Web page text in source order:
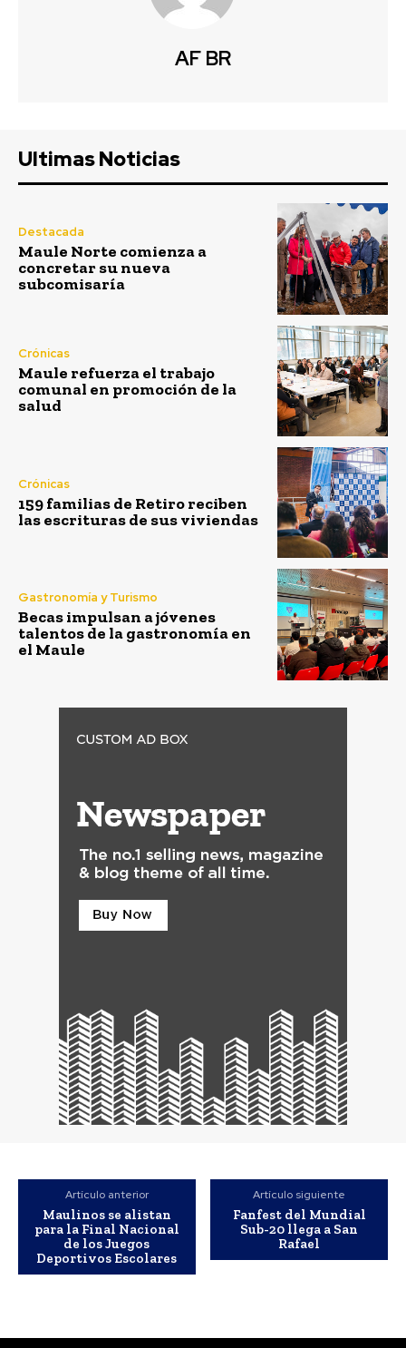
AF BR
Ultimas Noticias
Destacada
Maule Norte comienza a
concretar su nueva
subcomisaría
Crónicas
Maule refuerza el trabajo
comunal en promoción de la
salud
Crónicas
159 familias de Retiro reciben
las escrituras de sus viviendas
Gastronomía y Turismo
Becas impulsan a jóvenes
talentos de la gastronomía en
el Maule
Artículo anterior
Maulinos se alistan
para la Final Nacional
de los Juegos
Deportivos Escolares
Artículo siguiente
Fanfest del Mundial
Sub-20 llega a San
Rafael